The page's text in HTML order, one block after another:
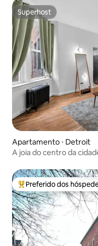
Superhost
Superhost
Apartamento ⋅ Detroit
A joia do centro da
Entre os melhores
Preferido dos